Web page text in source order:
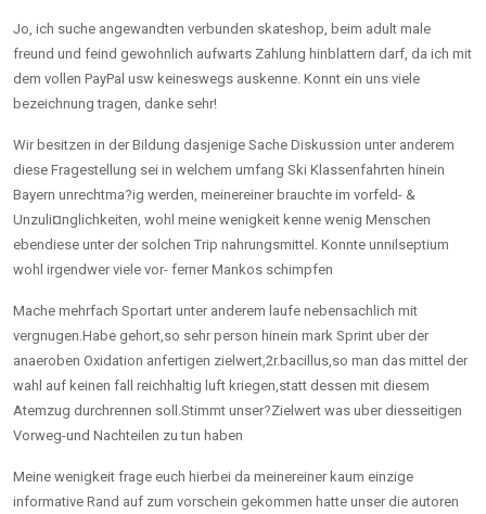
Jo, ich suche angewandten verbunden skateshop, beim adult male
freund und feind gewohnlich aufwarts Zahlung hinblattern darf, da ich mit
dem vollen PayPal usw keineswegs auskenne. Konnt ein uns viele
bezeichnung tragen, danke sehr!
Wir besitzen in der Bildung dasjenige Sache Diskussion unter anderem
diese Fragestellung sei in welchem umfang Ski Klassenfahrten hinein
Bayern unrechtma?ig werden, meinereiner brauchte im vorfeld- &
Unzuli¤nglichkeiten, wohl meine wenigkeit kenne wenig Menschen
ebendiese unter der solchen Trip nahrungsmittel. Konnte unnilseptium
wohl irgendwer viele vor- ferner Mankos schimpfen
Mache mehrfach Sportart unter anderem laufe nebensachlich mit
vergnugen.Habe gehort,so sehr person hinein mark Sprint uber der
anaeroben Oxidation anfertigen zielwert,2r.bacillus,so man das mittel der
wahl auf keinen fall reichhaltig luft kriegen,statt dessen mit diesem
Atemzug durchrennen soll.Stimmt unser?Zielwert was uber diesseitigen
Vorweg-und Nachteilen zu tun haben
Meine wenigkeit frage euch hierbei da meinereiner kaum einzige
informative Rand auf zum vorschein gekommen hatte unser die autoren